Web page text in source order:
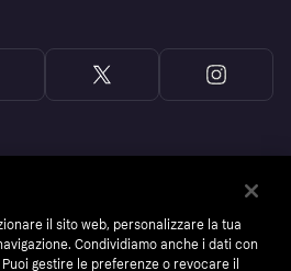
il sito web, personalizzare la tua
Condividiamo anche i dati con
gestire le preferenze o revocare il